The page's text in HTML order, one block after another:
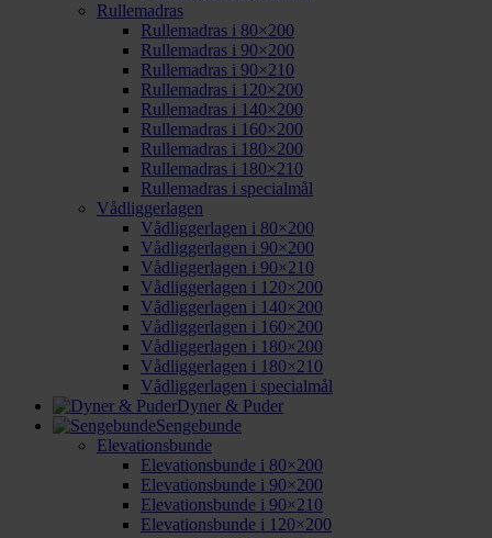
Rullemadras
Rullemadras i 80×200
Rullemadras i 90×200
Rullemadras i 90×210
Rullemadras i 120×200
Rullemadras i 140×200
Rullemadras i 160×200
Rullemadras i 180×200
Rullemadras i 180×210
Rullemadras i specialmål
Vådliggerlagen
Vådliggerlagen i 80×200
Vådliggerlagen i 90×200
Vådliggerlagen i 90×210
Vådliggerlagen i 120×200
Vådliggerlagen i 140×200
Vådliggerlagen i 160×200
Vådliggerlagen i 180×200
Vådliggerlagen i 180×210
Vådliggerlagen i specialmål
Dyner & Puder
Sengebunde
Elevationsbunde
Elevationsbunde i 80×200
Elevationsbunde i 90×200
Elevationsbunde i 90×210
Elevationsbunde i 120×200